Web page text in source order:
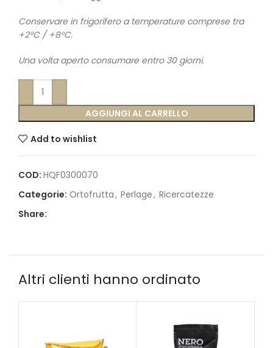
Conservare in frigorifero a temperature comprese tra
+2°C / +8°C.
Una volta aperto consumare entro 30 giorni.
AGGIUNGI AL CARRELLO
Add to wishlist
COD: HQF0300070
Categorie: Ortofrutta, Perlage, Ricercatezze
Share:
Altri clienti hanno ordinato